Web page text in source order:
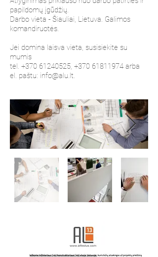
papildomų įgūdžių.
Darbo vieta - Šiauliai, Lietuva. Galimos
komandiruotės.
Jei domina laisva vieta, susisiekite su
mumis
tel. +370 61240525, +370 61811974 arba
el. paštu: info@alu.lt.